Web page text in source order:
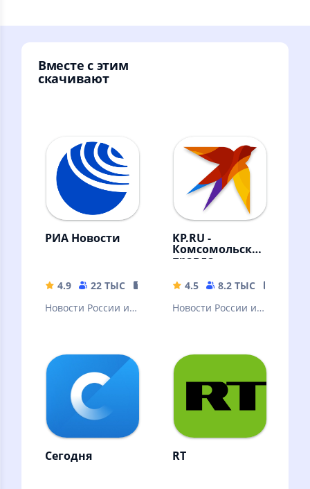
Вместе с этим
скачивают
РИА Новости
4.9 22 ТЫС
23.82 MB
Новости России и
инфографика от
лидера новостного
рынка.
KP.RU -
Комсомольская
правда.
новости
страны
4.5 8.2 ТЫС
Новости России и
Сегодня RT